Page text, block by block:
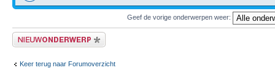
Geef de vorige onderwerpen weer:
Plaats een nieuw bericht
Keer terug naar Forumoverzicht